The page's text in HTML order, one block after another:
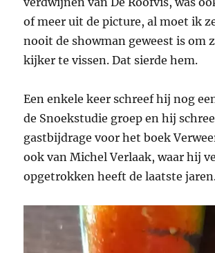
of meer uit de picture, al moet ik
nooit de showman geweest is om
kijker te vissen. Dat sierde hem.
Een enkele keer schreef hij nog
de Snoekstudie groep en hij
gastbijdrage voor het boek
ook van Michel Verlaak, waar hij
opgetrokken heeft de laatste